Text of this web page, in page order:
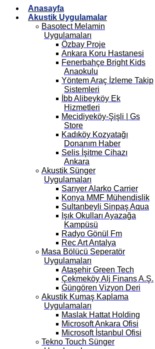
Anasayfa
Akustik Uygulamalar
Basotect Melamin
Uygulamaları
Özbay Proje
Ankara Koru Hastanesi
Fenerbahçe Bright Kids
Anaokulu
Yöntem Araç İzleme Takip
Sistemleri
İbb Alibeyköy Ek
Hizmetleri
Mecidiyeköy-Şişli | Gs
Store
Kadıköy Kozyatağı
Donanım Haber
Selis İşitme Cihazı
Ankara
Akustik Sünger
Uygulamaları
Sarıyer Alarko Carrier
Konya MMF Mühendislik
Sultanbeyli Sinpaş Aqua
Işık Okulları Ayazağa
Kampüsü
Radyo Gönül Fm
Rec Art Antalya
Masa Bölücü Seperatör
Uygulamaları
Ataşehir Green Tech
Çekmeköy Alj Finans A.Ş.
Güngören Vizyon Deri
Akustik Kumaş Kaplama
Uygulamaları
Maslak Hattat Holding
Microsoft Ankara Ofisi
Microsoft İstanbul Ofisi
Tekno Touch Sünger